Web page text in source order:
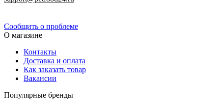
Сообщить о проблеме
О магазине
Контакты
Доставка и оплата
Как заказать товар
Вакансии
Популярные бренды